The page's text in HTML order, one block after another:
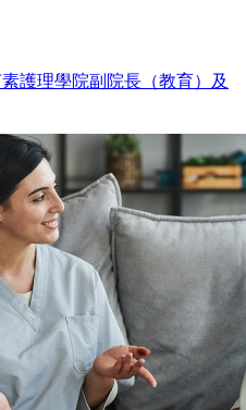
護理學院副院長（教育）及